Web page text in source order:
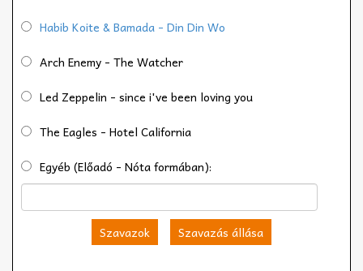
Habib Koite & Bamada - Din Din Wo
Arch Enemy - The Watcher
Led Zeppelin - since i've been loving you
The Eagles - Hotel California
Egyéb (Előadó - Nóta formában):
Szavazok Szavazás állása